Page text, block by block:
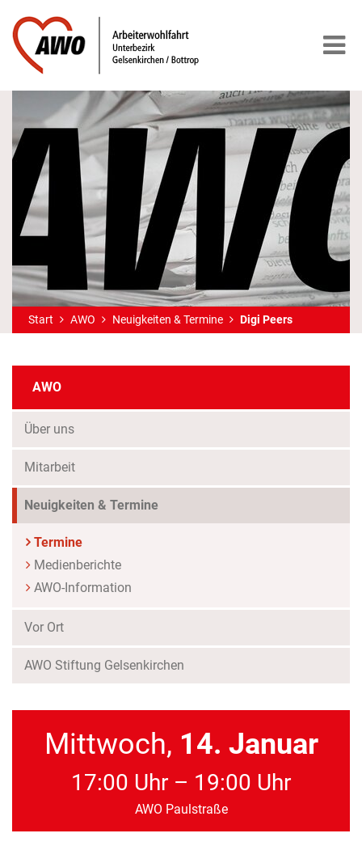
Start AWO Neuigkeiten & Termine Digi Peers
AWO
Über uns
Mitarbeit
Neuigkeiten & Termine
Termine
Medienberichte
AWO-Information
Vor Ort
AWO Stiftung Gelsenkirchen
Mittwoch, 14. Januar
17:00 Uhr – 19:00 Uhr
AWO Paulstraße